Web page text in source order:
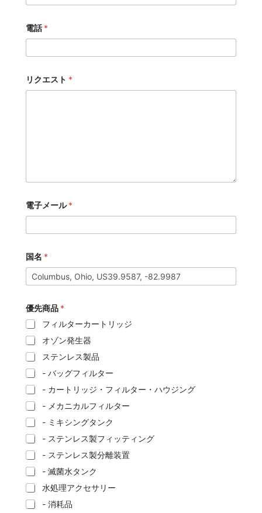
電話*
リクエスト *
電子メール*
国名 *
優先商品 *
フィルターカートリッジ
オゾン発生器
ステンレス製品
- バッグフィルター
- カートリッジ・フィルター・ハウジング
- メカニカルフィルター
- ミキシングタンク
- ステンレス製フィッティング
- ステンレス製分離装置
- 滅菌水タンク
水処理アクセサリー
- 消耗品